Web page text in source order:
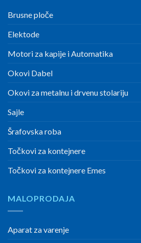
Brusne ploče
Elektode
Motori za kapije i Automatika
Okovi Dabel
Okovi za metalnu i drvenu stolariju
Sajle
Šrafovska roba
Točkovi za kontejnere
Točkovi za kontejnere Emes
MALOPRODAJA
Aparat za varenje